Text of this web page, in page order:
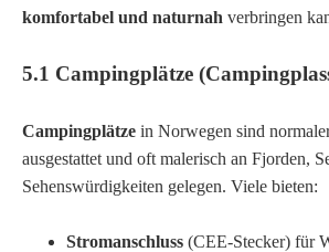
komfortabel und naturnah verbringen
5.1 Campingplätze
Campingplätze in Norwegen sind
ausgestattet und oft malerisch an Fjorden,
Sehenswürdigkeiten gelegen. Viele bieten:
Stromanschluss (CEE-Stecker) für